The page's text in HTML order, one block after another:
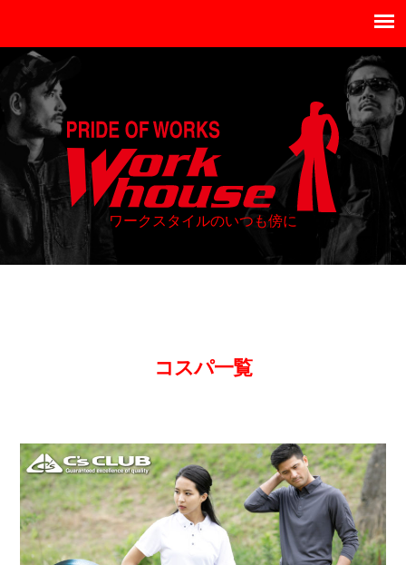
ワークスタイルのいつも傍に
コスパ一覧